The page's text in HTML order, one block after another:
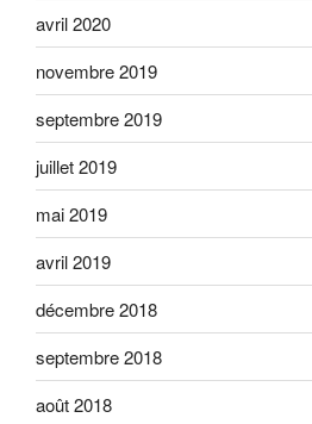
avril 2020
novembre 2019
septembre 2019
juillet 2019
mai 2019
avril 2019
décembre 2018
septembre 2018
août 2018